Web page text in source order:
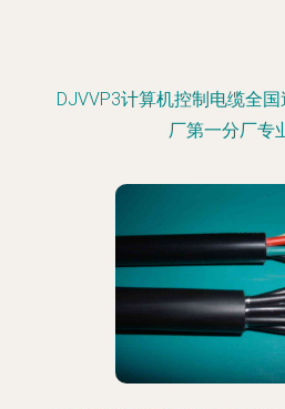
DJVVP3计算机控制电缆全
厂第一分厂专